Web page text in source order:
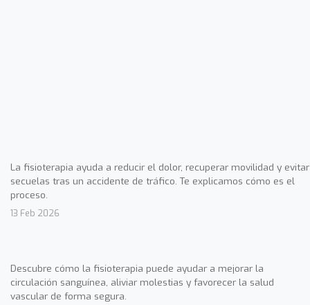
La fisioterapia ayuda a reducir el dolor, recuperar movilidad y evitar
secuelas tras un accidente de tráfico. Te explicamos cómo es el
proceso.
13 Feb 2026
Descubre cómo la fisioterapia puede ayudar a mejorar la
circulación sanguínea, aliviar molestias y favorecer la salud
vascular de forma segura.